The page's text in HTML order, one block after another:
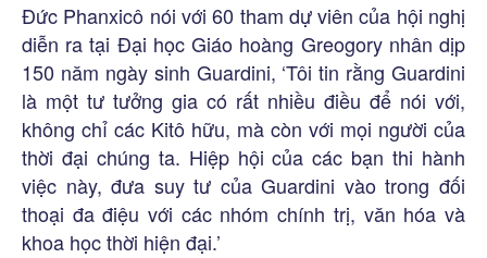
Đức Phanxicô nói với 60 tham dự viên của hội nghị
diễn ra tại Đại học Giáo hoàng Greogory nhân dịp
150 năm ngày sinh Guardini, ‘Tôi tin rằng Guardini
là một tư tưởng gia có rất nhiều điều để nói với,
không chỉ các Kitô hữu, mà còn với mọi người của
thời đại chúng ta. Hiệp hội của các bạn thi hành
việc này, đưa suy tư của Guardini vào trong đối
thoại đa điệu với các nhóm chính trị, văn hóa và
khoa học thời hiện đại.’